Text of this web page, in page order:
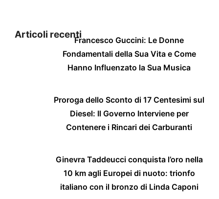
Articoli recentiFrancesco Guccini: Le Donne
Fondamentali della Sua Vita e Come
Hanno Influenzato la Sua Musica
Proroga dello Sconto di 17 Centesimi sul
Diesel: Il Governo Interviene per
Contenere i Rincari dei Carburanti
Ginevra Taddeucci conquista l’oro nella
10 km agli Europei di nuoto: trionfo
italiano con il bronzo di Linda Caponi